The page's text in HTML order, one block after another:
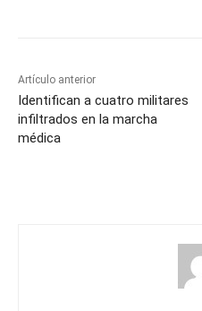
Artículo anterior
Identifican a cuatro militares
infiltrados en la marcha
médica